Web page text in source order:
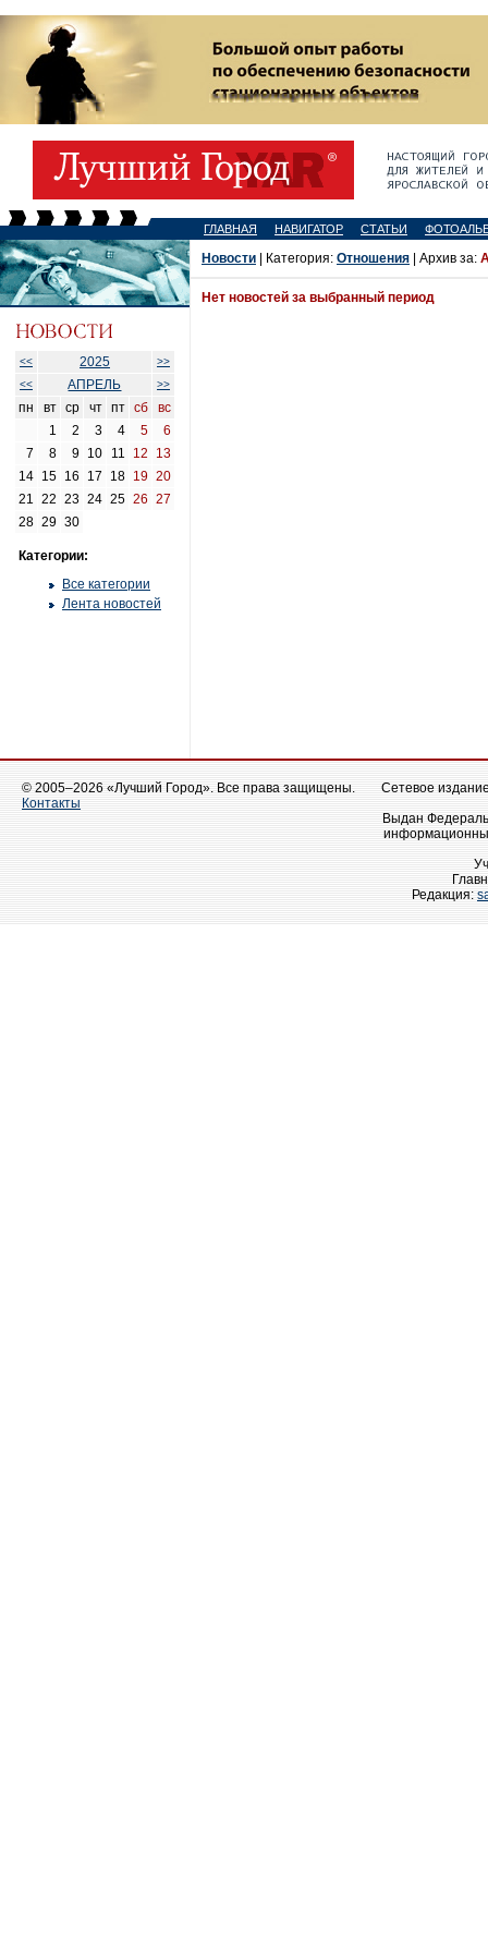
ГЛАВНАЯ НАВИГАТОР СТАТЬИ
<< 2025
>>
<<
АПРЕЛЬ >>
пн вт ср чт пт сб
вс
1
2 3 4 5
6
7
8 9 10 11 12
13
14 15 16 17 18 19 20
21 22 23 24 25 26 27
28 29 30
Категории:
Все категории
Лента новостей
Новости | Категория: Отношения | Архив за:
Нет новостей за выбранный период
© 2005–2026 «Лучший Город». Все права защищены.
Контакты
Сетевое
Выдан
Редакция: